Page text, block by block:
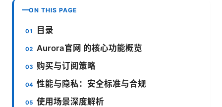
ON THIS PAGE
目录
Aurora官网 的核心功能概览
购买与订阅策略
性能与隐私：安全标准与合规
使用场景深度解析